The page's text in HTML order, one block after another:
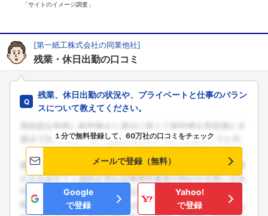
「サイトのイメージ調査」
[第一紙工株式会社の同業他社]
残業・休日出勤の口コミ
残業、休日出勤の状況や、プライベートと仕事のバラン
スについて教えてください。
１分で無料登録して、60万社の口コミをチェック
メールで登録（無料）
Google
で登録
Yahoo!
で登録